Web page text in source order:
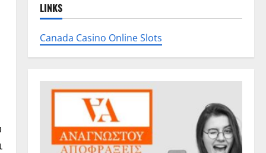
LINKS
Canada Casino Online Slots